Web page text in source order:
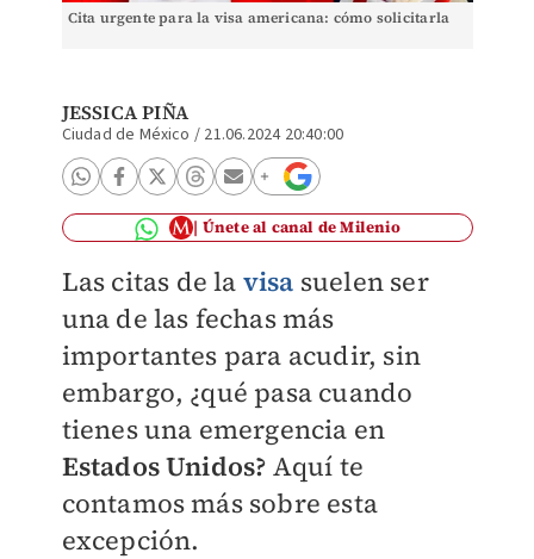
Cita urgente para la visa americana: cómo solicitarla
JESSICA PIÑA
Ciudad de México / 21.06.2024 20:40:00
Únete al canal de Milenio
Las citas de la visa suelen ser
una de las fechas más
importantes para acudir, sin
embargo, ¿qué pasa cuando
tienes una emergencia en
Estados Unidos? Aquí te
contamos más sobre esta
excepción.